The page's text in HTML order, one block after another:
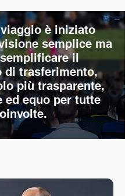
è iniziato
semplice ma
il
di trasferimento,
più trasparente,
ed equo per tutte